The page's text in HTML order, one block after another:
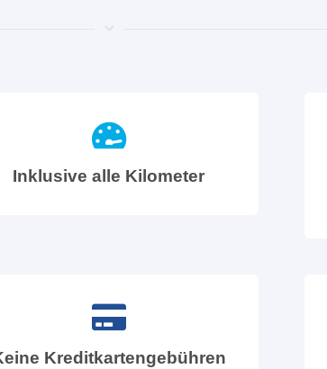
Inklusive alle Kilometer
Kreditkartengebühren